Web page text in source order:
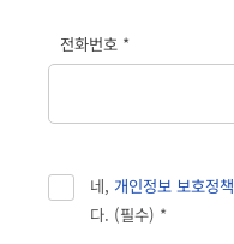
전화번호 *
네, 개인정보 보호정책
다. (필수) *